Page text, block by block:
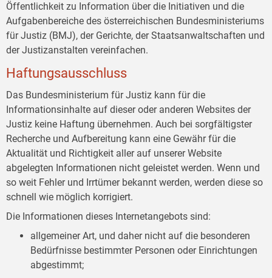
Öffentlichkeit zu Information über die Initiativen und die
Aufgabenbereiche des österreichischen Bundesministeriums
für Justiz (BMJ), der Gerichte, der Staatsanwaltschaften und
der Justizanstalten vereinfachen.
Haftungsausschluss
Das Bundesministerium für Justiz kann für die
Informationsinhalte auf dieser oder anderen Websites der
Justiz keine Haftung übernehmen. Auch bei sorgfältigster
Recherche und Aufbereitung kann eine Gewähr für die
Aktualität und Richtigkeit aller auf unserer Website
abgelegten Informationen nicht geleistet werden. Wenn und
so weit Fehler und Irrtümer bekannt werden, werden diese so
schnell wie möglich korrigiert.
Die Informationen dieses Internetangebots sind:
allgemeiner Art, und daher nicht auf die besonderen
Bedürfnisse bestimmter Personen oder Einrichtungen
abgestimmt;